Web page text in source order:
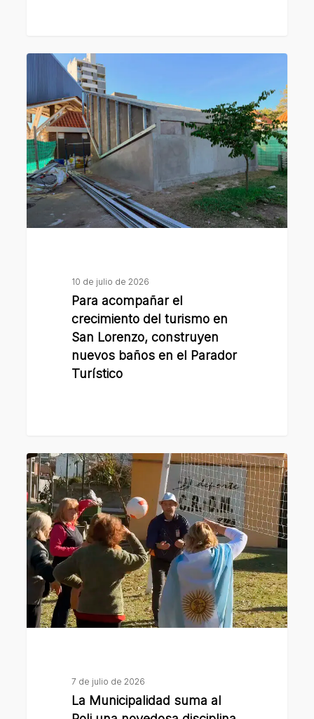
acompañar
el
crecimiento
del
turismo
en
San
Lorenzo,
Parador
Turístico
10 de julio de 2026
Para acompañar el
crecimiento del turismo en
San Lorenzo, construyen
nuevos baños en el Parador
Turístico
La
Municipalidad
suma
al
Poli
una
novedosa
disciplina
deportiva
mayores7 de julio de 2026
La Municipalidad suma al